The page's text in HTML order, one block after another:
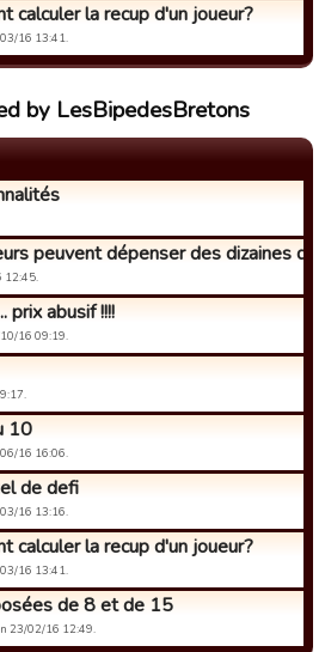
calculer la recup d'un joueur?
16 13:41.
by LesBipedesBretons
peuvent dépenser des dizaines de
12:45.
prix abusif !!!!
16 09:19.
10
16 16:06.
de defi
16 13:16.
calculer la recup d'un joueur?
16 13:41.
de 8 et de 15
23/02/16 12:49.